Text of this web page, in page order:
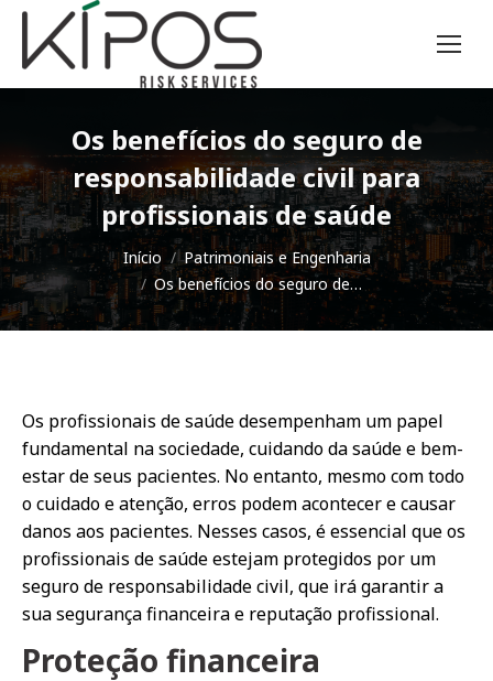
Os benefícios do seguro de
responsabilidade civil para
profissionais de saúde
Você está aqui:
Início
Patrimoniais e Engenharia
Os benefícios do seguro de…
Os profissionais de saúde desempenham um papel
fundamental na sociedade, cuidando da saúde e bem-
estar de seus pacientes. No entanto, mesmo com todo
o cuidado e atenção, erros podem acontecer e causar
danos aos pacientes. Nesses casos, é essencial que os
profissionais de saúde estejam protegidos por um
seguro de responsabilidade civil, que irá garantir a
sua segurança financeira e reputação profissional.
Proteção financeira